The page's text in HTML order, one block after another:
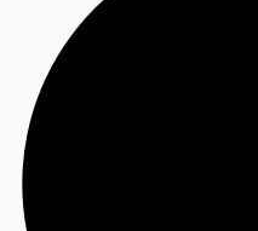
Blog
Données marchés
Appelez maintenant